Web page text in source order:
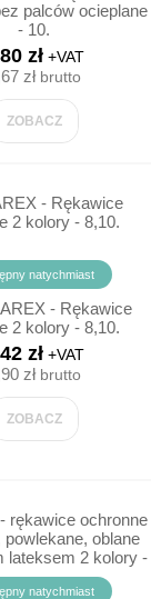
zł +VAT
złbrutto
ZOBACZ
- Rękawice
2 kolory - 8,10.
natychmiast
zł +VAT
złbrutto
ZOBACZ
rękawice ochronne
powlekane, oblane
lateksem 2 kolory -
8, 9, 10.
natychmiast